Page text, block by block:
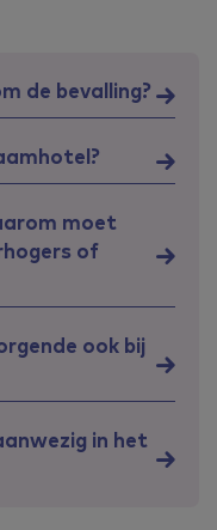
de bevalling?
moet
of
ook bij
in het